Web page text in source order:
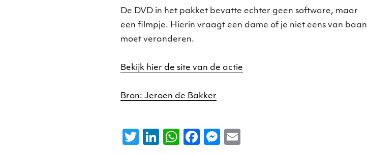
De DVD in het pakket bevatte echter geen software, maar
een filmpje. Hierin vraagt een dame of je niet eens van baan
moet veranderen.
Bekijk hier de site van de actie
Bron: Jeroen de Bakker
T
Li
W F
M